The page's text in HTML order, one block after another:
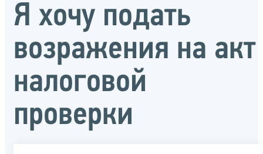
Я хочу подать
возражения на акт
налоговой
проверки